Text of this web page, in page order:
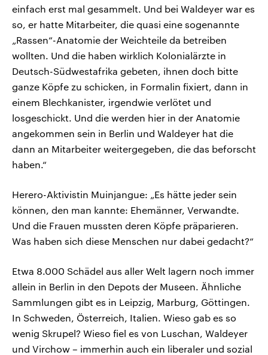
einfach erst mal gesammelt. Und bei Waldeyer war es
so, er hatte Mitarbeiter, die quasi eine sogenannte
„Rassen“-Anatomie der Weichteile da betreiben
wollten. Und die haben wirklich Kolonialärzte in
Deutsch-Südwestafrika gebeten, ihnen doch bitte
ganze Köpfe zu schicken, in Formalin fixiert, dann in
einem Blechkanister, irgendwie verlötet und
losgeschickt. Und die werden hier in der Anatomie
angekommen sein in Berlin und Waldeyer hat die
dann an Mitarbeiter weitergegeben, die das beforscht
haben.“
Herero-Aktivistin Muinjangue: „Es hätte jeder sein
können, den man kannte: Ehemänner, Verwandte.
Und die Frauen mussten deren Köpfe präparieren.
Was haben sich diese Menschen nur dabei gedacht?“
Etwa 8.000 Schädel aus aller Welt lagern noch immer
allein in Berlin in den Depots der Museen. Ähnliche
Sammlungen gibt es in Leipzig, Marburg, Göttingen.
In Schweden, Österreich, Italien. Wieso gab es so
wenig Skrupel? Wieso fiel es von Luschan, Waldeyer
und Virchow – immerhin auch ein liberaler und sozial